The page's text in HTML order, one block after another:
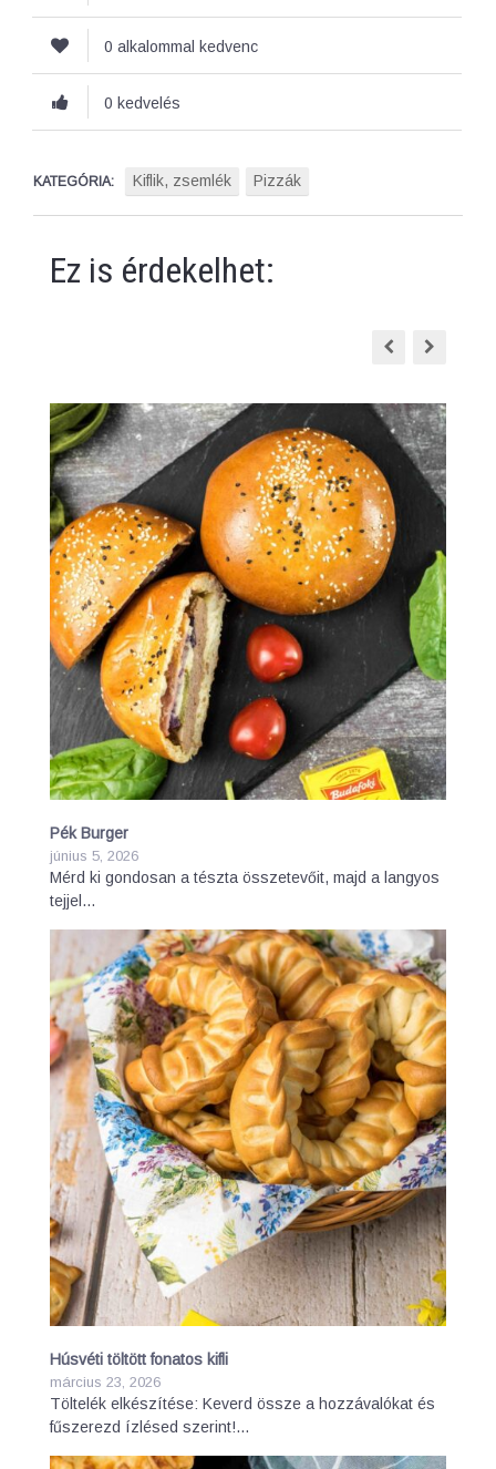
0 alkalommal kedvenc
0 kedvelés
KATEGÓRIA: Kiflik, zsemlék Pizzák
Ez is érdekelhet:
Pék Burger
június 5, 2026
Mérd ki gondosan a tészta összetevőit, majd a langyos
tejjel…
Húsvéti töltött fonatos kifli
március 23, 2026
Töltelék elkészítése: Keverd össze a hozzávalókat és
fűszerezd ízlésed szerint!…